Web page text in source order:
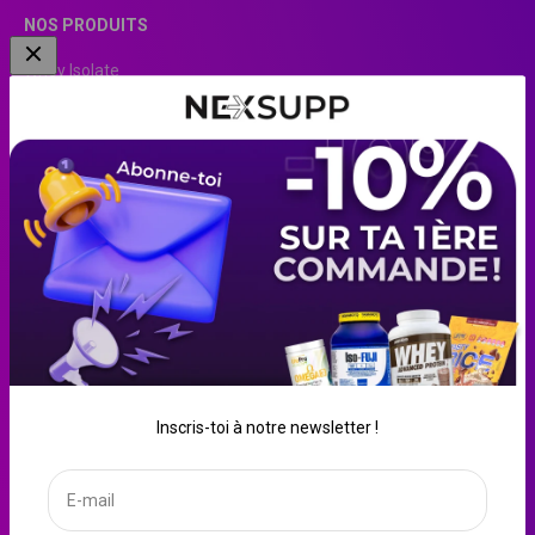
Inscris-toi à notre newsletter !
E-mail
NOS PRODUITS
Whey Isolate
EAA
Pre-Workout
Beurre de cacahuète
Blanc d’œuf liquide
Crème de riz
Créatine
Farine d'avoine
France (EUR €)